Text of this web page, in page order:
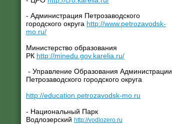
- Администрация Петрозаводского
городского округа http://www.petrozavodsk-
mo.ru/
Министерство образования
РК http://minedu.gov.karelia.ru/
- Управление Образования Администрации
Петрозаводского городского округа
http://education.petrozavodsk-mo.ru
- Национальный Парк
Водлозерский http://vodlozero.ru